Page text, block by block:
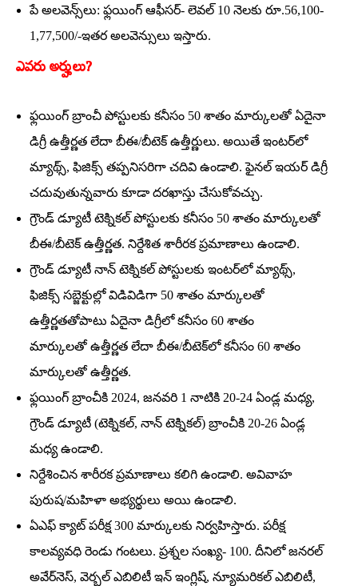
పే అలవెన్స్‌లు: ఫ్లయింగ్‌ ఆఫీసర్‌- లెవల్‌ 10 నెలకు రూ.56,100-
1,77,500/-ఇతర అలవెన్సులు ఇస్తారు.
ఎవరు అర్హులు?
ఫ్లయింగ్‌ బ్రాంచీ పోస్టులకు కనీసం 50 శాతం మార్కులతో ఏదైనా
డిగ్రీ ఉత్తీర్ణత లేదా బీఈ/బీటెక్‌ ఉత్తీర్ణులు. అయితే ఇంటర్‌లో
మ్యాథ్స్‌, ఫిజిక్స్‌ తప్పనిసరిగా చదివి ఉండాలి. ఫైనల్‌ ఇయర్‌ డిగ్రీ
చదువుతున్నవారు కూడా దరఖాస్తు చేసుకోవచ్చు.
గ్రౌండ్‌ డ్యూటీ టెక్నికల్‌ పోస్టులకు కనీసం 50 శాతం మార్కులతో
బీఈ/బీటెక్‌ ఉత్తీర్ణత. నిర్దేశిత శారీరక ప్రమాణాలు ఉండాలి.
గ్రౌండ్‌ డ్యూటీ నాన్‌ టెక్నికల్‌ పోస్టులకు ఇంటర్‌లో మ్యాథ్స్‌,
ఫిజిక్స్‌ సబ్జెక్టుల్లో విడివిడిగా 50 శాతం మార్కులతో
ఉత్తీర్ణతతోపాటు ఏదైనా డిగ్రీలో కనీసం 60 శాతం
మార్కులతో ఉత్తీర్ణత లేదా బీఈ/బీటెక్‌లో కనీసం 60 శాతం
మార్కులతో ఉత్తీర్ణత.
ఫ్లయింగ్‌ బ్రాంచీకి 2024, జనవరి 1 నాటికి 20-24 ఏండ్ల మధ్య,
గ్రౌండ్‌ డ్యూటీ (టెక్నికల్‌, నాన్‌ టెక్నికల్‌) బ్రాంచీకి 20-26 ఏండ్ల
మధ్య ఉండాలి.
నిర్దేశించిన శారీరక ప్రమాణాలు కలిగి ఉండాలి. అవివాహ
పురుష/మహిళా అభ్యర్థులు అయి ఉండాలి.
ఏఎఫ్‌ క్యాట్‌ పరీక్ష 300 మార్కులకు నిర్వహిస్తారు. పరీక్ష
కాలవ్యవధి రెండు గంటలు. ప్రశ్నల సంఖ్య- 100. దీనిలో జనరల్‌
అవేర్‌నెస్‌, వెర్బల్‌ ఎబిలిటీ ఇన్‌ ఇంగ్లిష్‌, న్యూమరికల్‌ ఎబిలిటీ,